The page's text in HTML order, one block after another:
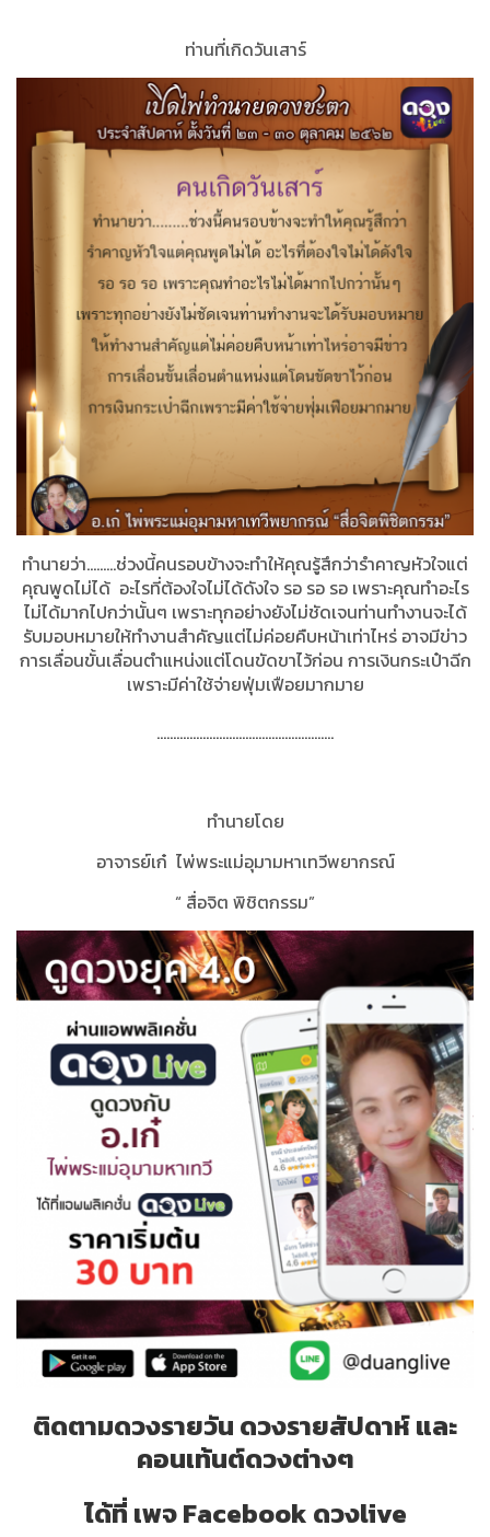
ท่านที่เกิดวันเสาร์
ทำนายว่า.........ช่วงนี้คนรอบข้างจะทำให้คุณรู้สึกว่ารำคาญหัวใจแต่
คุณพูดไม่ได้ อะไรที่ต้องใจไม่ได้ดังใจ รอ รอ รอ เพราะคุณทำอะไร
ไม่ได้มากไปกว่านั้นๆ เพราะทุกอย่างยังไม่ชัดเจนท่านทำงานจะได้
รับมอบหมายให้ทำงานสำคัญแต่ไม่ค่อยคืบหน้าเท่าไหร่ อาจมีข่าว
การเลื่อนขั้นเลื่อนตำแหน่งแต่โดนขัดขาไว้ก่อน การเงินกระเป๋าฉีก
เพราะมีค่าใช้จ่ายฟุ่มเฟือยมากมาย
......................................................
ทำนายโดย
อาจารย์เก๋ ไพ่พระแม่อุมามหาเทวีพยากรณ์
“ สื่อจิต พิชิตกรรม”
ติดตามดวงรายวัน ดวงรายสัปดาห์ และ
คอนเท้นต์ดวงต่างๆ
ได้ที่ เพจ Facebook ดวงlive